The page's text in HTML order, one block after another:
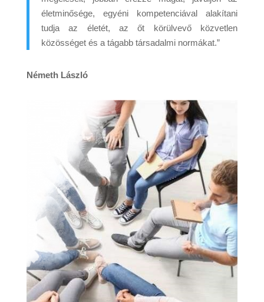
életminősége, egyéni kompetenciával alakítani
tudja az életét, az őt körülvevő közvetlen
közösséget és a tágabb társadalmi normákat.”
Németh László